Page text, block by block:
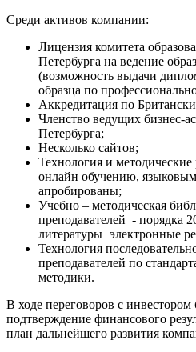
Среди активов компании:
Лицензия комитета
Петербурга на ведение
(возможность выдачи
образца по
Аккредитация по
Членство ведущих бизнес-
Петербурга;
Несколько сайтов;
Технология и методические
онлайн обучению,
апробированы;
Учебно – методическая
преподавателей - порядка
литературы+электронные
Технология
преподавателей по
методики.
В ходе переговоров с инвестором
подтверждение финансового
план дальнейшего развития